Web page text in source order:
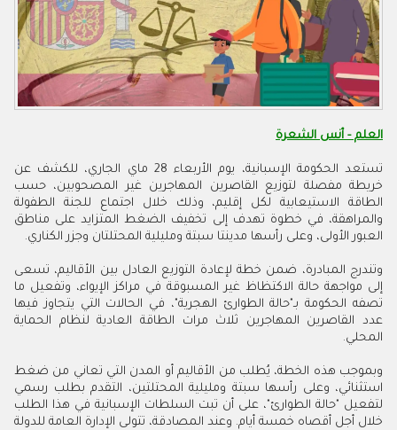
العلم - أنس الشعرة
تستعد الحكومة الإسبانية، يوم الأربعاء 28 ماي الجاري، للكشف عن
خريطة مفصلة لتوزيع القاصرين المهاجرين غير المصحوبين، حسب
الطاقة الاستيعابية لكل إقليم، وذلك خلال اجتماع للجنة الطفولة
والمراهقة، في خطوة تهدف إلى تخفيف الضغط المتزايد على مناطق
العبور الأولى، وعلى رأسها مدينتا سبتة ومليلية المحتلتان وجزر الكناري.
وتندرج المبادرة، ضمن خطة لإعادة التوزيع العادل بين الأقاليم، تسعى
إلى مواجهة حالة الاكتظاظ غير المسبوقة في مراكز الإيواء، وتفعيل ما
تصفه الحكومة بـ"حالة الطوارئ الهجرية"، في الحالات التي يتجاوز فيها
عدد القاصرين المهاجرين ثلاث مرات الطاقة العادية لنظام الحماية
المحلي.
وبموجب هذه الخطة، يُطلب من الأقاليم أو المدن التي تعاني من ضغط
استثنائي، وعلى رأسها سبتة ومليلية المحتلتين، التقدم بطلب رسمي
لتفعيل "حالة الطوارئ"، على أن تبت السلطات الإسبانية في هذا الطلب
خلال أجل أقصاه خمسة أيام. وعند المصادقة، تتولى الإدارة العامة للدولة